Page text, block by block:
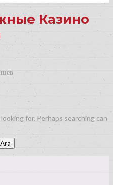
Казино
for. Perhaps searching can